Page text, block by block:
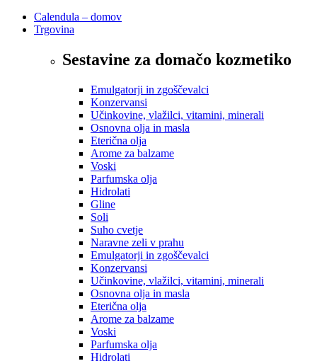
Calendula – domov
Trgovina
Sestavine za domačo kozmetiko
Emulgatorji in zgoščevalci
Konzervansi
Učinkovine, vlažilci, vitamini, minerali
Osnovna olja in masla
Eterična olja
Arome za balzame
Voski
Parfumska olja
Hidrolati
Gline
Soli
Suho cvetje
Naravne zeli v prahu
Emulgatorji in zgoščevalci
Konzervansi
Učinkovine, vlažilci, vitamini, minerali
Osnovna olja in masla
Eterična olja
Arome za balzame
Voski
Parfumska olja
Hidrolati